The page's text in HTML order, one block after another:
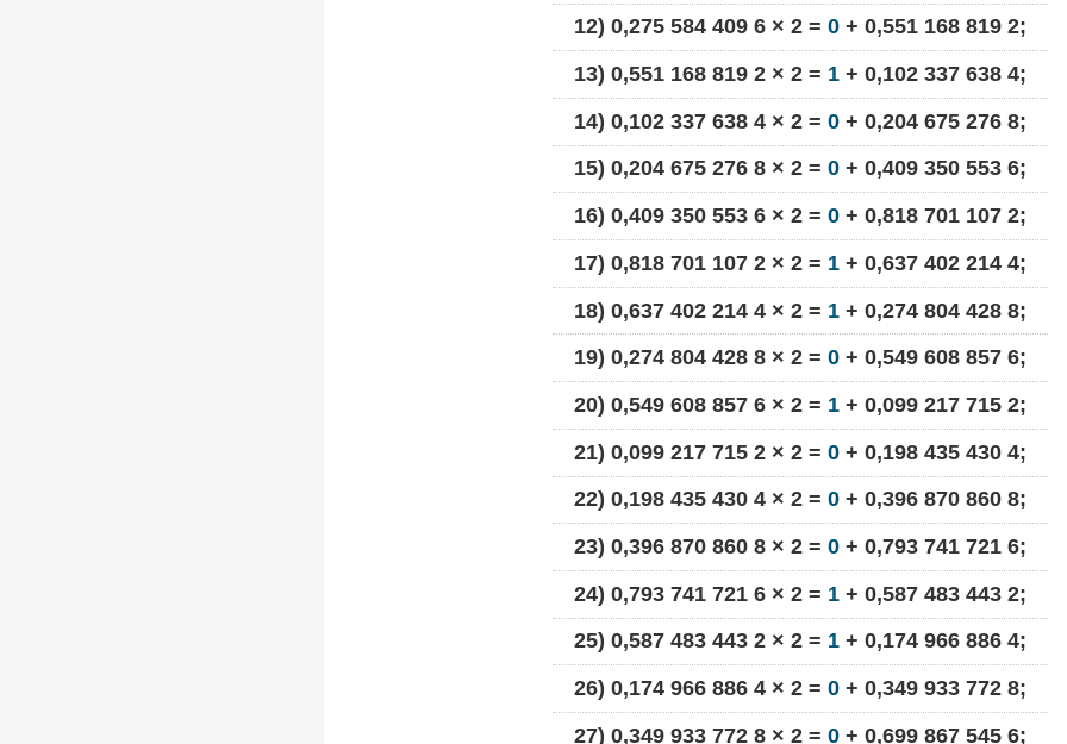
12) 0,275 584 409 6 × 2 = 0 + 0,551 168 819 2;
13) 0,551 168 819 2 × 2 = 1 + 0,102 337 638 4;
14) 0,102 337 638 4 × 2 = 0 + 0,204 675 276 8;
15) 0,204 675 276 8 × 2 = 0 + 0,409 350 553 6;
16) 0,409 350 553 6 × 2 = 0 + 0,818 701 107 2;
17) 0,818 701 107 2 × 2 = 1 + 0,637 402 214 4;
18) 0,637 402 214 4 × 2 = 1 + 0,274 804 428 8;
19) 0,274 804 428 8 × 2 = 0 + 0,549 608 857 6;
20) 0,549 608 857 6 × 2 = 1 + 0,099 217 715 2;
21) 0,099 217 715 2 × 2 = 0 + 0,198 435 430 4;
22) 0,198 435 430 4 × 2 = 0 + 0,396 870 860 8;
23) 0,396 870 860 8 × 2 = 0 + 0,793 741 721 6;
24) 0,793 741 721 6 × 2 = 1 + 0,587 483 443 2;
25) 0,587 483 443 2 × 2 = 1 + 0,174 966 886 4;
26) 0,174 966 886 4 × 2 = 0 + 0,349 933 772 8;
27) 0,349 933 772 8 × 2 = 0 + 0,699 867 545 6;